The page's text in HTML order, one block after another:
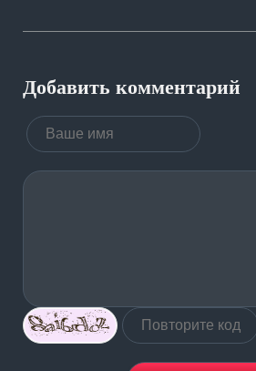
Добавить комментарий